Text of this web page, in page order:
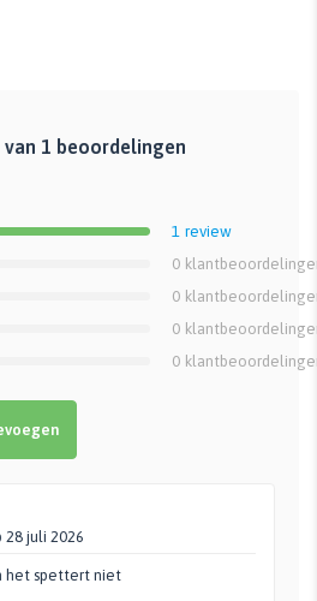
1 beoordelingen
1 review
0
0
0
0
28 juli 2026
het spettert niet